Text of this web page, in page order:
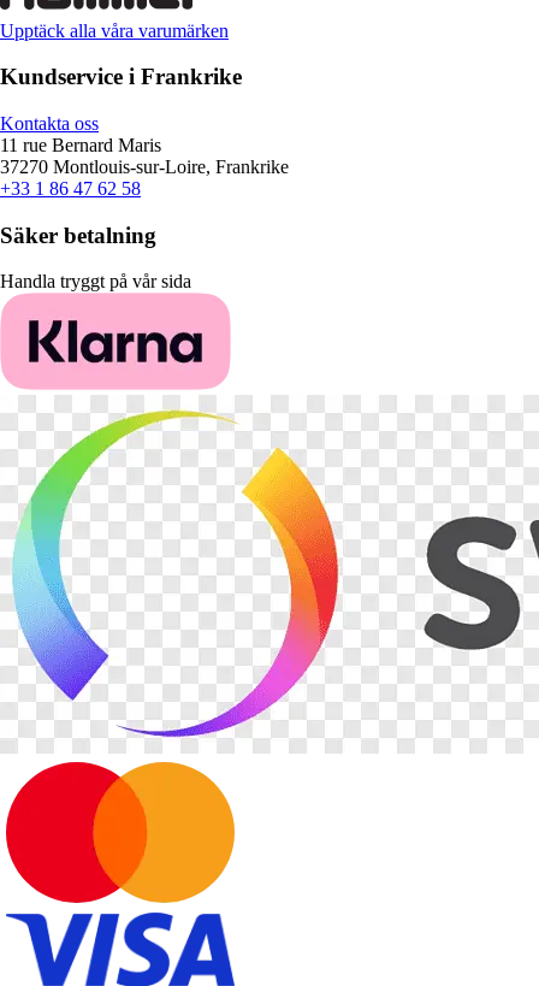
Upptäck alla våra varumärken
Kundservice i Frankrike
Kontakta oss
11 rue Bernard Maris
37270 Montlouis-sur-Loire, Frankrike
+33 1 86 47 62 58
Säker betalning
Handla tryggt på vår sida